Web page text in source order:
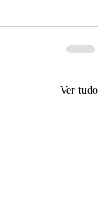
Ver tudo